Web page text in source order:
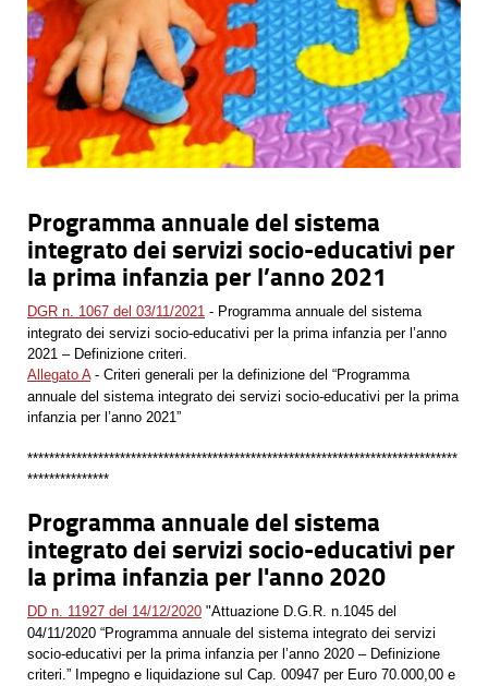
Programma annuale del sistema
integrato dei servizi socio-educativi per
la prima infanzia per l’anno 2021
DGR n. 1067 del 03/11/2021 - Programma annuale del sistema
integrato dei servizi socio-educativi per la prima infanzia per l’anno
2021 – Definizione criteri.
Allegato A- Criteri generali per la definizione del “Programma
annuale del sistema integrato dei servizi socio-educativi per la prima
infanzia per l’anno 2021”
*******************************************************************************
***************
Programma annuale del sistema
integrato dei servizi socio-educativi per
la prima infanzia per l'anno 2020
DD n. 11927 del 14/12/2020 "Attuazione D.G.R. n.1045 del
04/11/2020 “Programma annuale del sistema integrato dei servizi
socio-educativi per la prima infanzia per l’anno 2020 – Definizione
criteri.” Impegno e liquidazione sul Cap. 00947 per Euro 70.000,00 e